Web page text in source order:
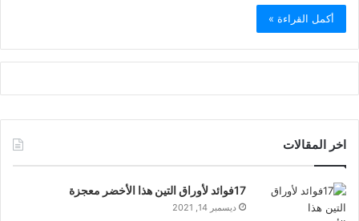
أكمل القراءة »
اخر المقالات
17فوائد لأوراق التين هذا الأخضر معجزة
ديسمبر 14, 2021